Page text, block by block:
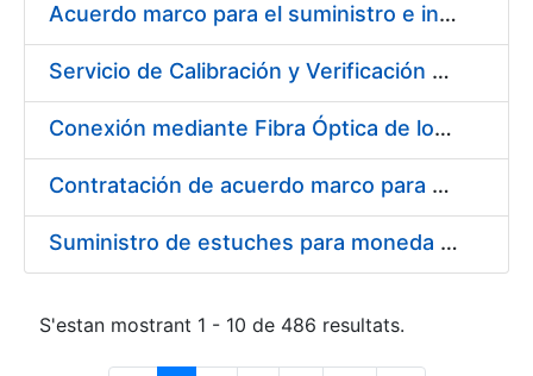
Acuerdo marco para el suministro e instalación de persianas, estores y otros complementos
Servicio de Calibración y Verificación Externa de los Equipos de Medición del Servicio de Prevención de la FNMT-RCM
Conexión mediante Fibra Óptica de los Centros de Proceso de Datos (CPDs) de las sedes de la FNMT-RCM de Burgos y Madrid
Contratación de acuerdo marco para el Suministro de Material de Electricidad para la Fábrica Nacional de Moneda y Timbre-Real Casa de la Moneda en su centro de trabajo de Burgos
Suministro de estuches para moneda de 30 €
S'estan mostrant 1 - 10 de 486 resultats.